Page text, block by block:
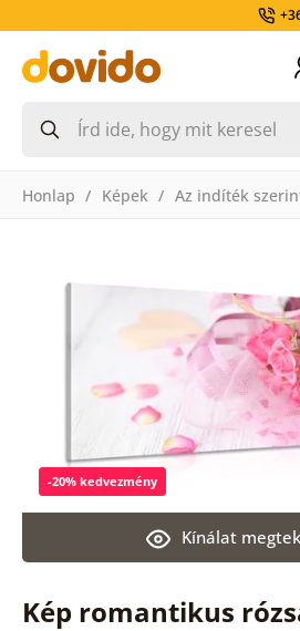
Honlap Képek Az indíték
Kép romantikus
Kínálat
-20% kedvezmény